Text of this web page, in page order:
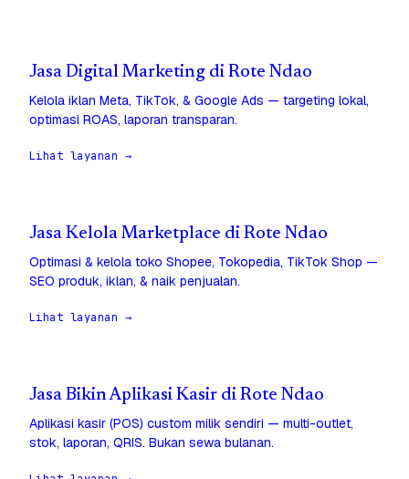
Jasa Digital Marketing di Rote Ndao
Kelola iklan Meta, TikTok, & Google Ads — targeting lokal,
optimasi ROAS, laporan transparan.
Lihat layanan →
Jasa Kelola Marketplace di Rote Ndao
Optimasi & kelola toko Shopee, Tokopedia, TikTok Shop —
SEO produk, iklan, & naik penjualan.
Lihat layanan →
Jasa Bikin Aplikasi Kasir di Rote Ndao
Aplikasi kasir (POS) custom milik sendiri — multi-outlet,
stok, laporan, QRIS. Bukan sewa bulanan.